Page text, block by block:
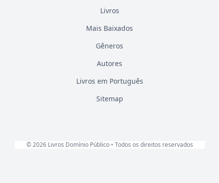
Livros
Mais Baixados
Gêneros
Autores
Livros em Português
Sitemap
© 2026 Livros Domínio Público • Todos os direitos reservados